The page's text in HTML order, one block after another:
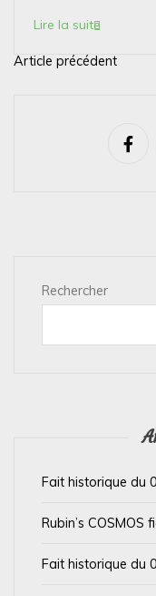
Lire la suite
N
Article précédent
Rechercher
Fait historique du
Rubin’s COSMOS
Fait historique du